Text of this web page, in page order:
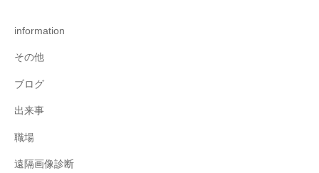
information
その他
ブログ
出来事
職場
遠隔画像診断